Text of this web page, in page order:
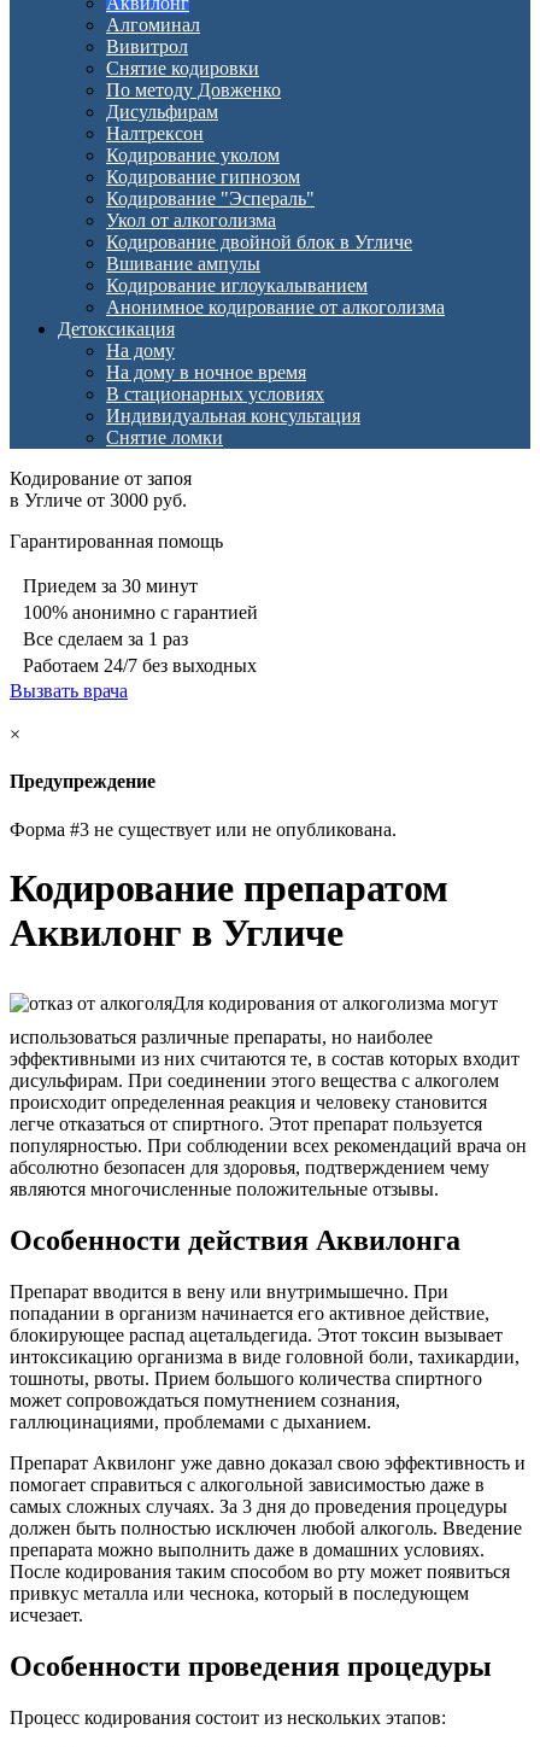
Алгоминал
Вивитрол
Снятие кодировки
По методу Довженко
Дисульфирам
Налтрексон
Кодирование уколом
Кодирование гипнозом
Кодирование "Эспераль"
Укол от алкоголизма
Кодирование двойной блок в Угличе
Вшивание ампулы
Кодирование иглоукалыванием
Анонимное кодирование от алкоголизма
Детоксикация
На дому
На дому в ночное время
В стационарных условиях
Индивидуальная консультация
Снятие ломки
Кодирование от запоя
в Угличе от 3000 руб.
Гарантированная помощь
Приедем за 30 минут
100% анонимно с гарантией
Все сделаем за 1 раз
Работаем 24/7 без выходных
Вызвать врача
×
Предупреждение
Форма #3 не существует или не опубликована.
Кодирование препаратом
Аквилонг в Угличе
Для кодирования от алкоголизма могут
использоваться различные препараты, но наиболее
эффективными из них считаются те, в состав которых входит
дисульфирам. При соединении этого вещества с алкоголем
происходит определенная реакция и человеку становится
легче отказаться от спиртного. Этот препарат пользуется
популярностью. При соблюдении всех рекомендаций врача он
абсолютно безопасен для здоровья, подтверждением чему
являются многочисленные положительные отзывы.
Особенности действия Аквилонга
Препарат вводится в вену или внутримышечно. При
попадании в организм начинается его активное действие,
блокирующее распад ацетальдегида. Этот токсин вызывает
интоксикацию организма в виде головной боли, тахикардии,
тошноты, рвоты. Прием большого количества спиртного
может сопровождаться помутнением сознания,
галлюцинациями, проблемами с дыханием.
Препарат Аквилонг уже давно доказал свою эффективность и
помогает справиться с алкогольной зависимостью даже в
самых сложных случаях. За 3 дня до проведения процедуры
должен быть полностью исключен любой алкоголь. Введение
препарата можно выполнить даже в домашних условиях.
После кодирования таким способом во рту может появиться
привкус металла или чеснока, который в последующем
исчезает.
Особенности проведения процедуры
Процесс кодирования состоит из нескольких этапов: